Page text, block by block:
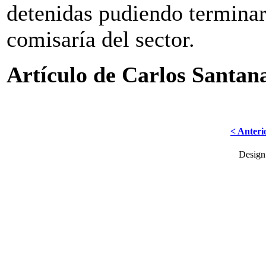
detenidas pudiendo
comisaría del sector.
Artículo de Carlos
<